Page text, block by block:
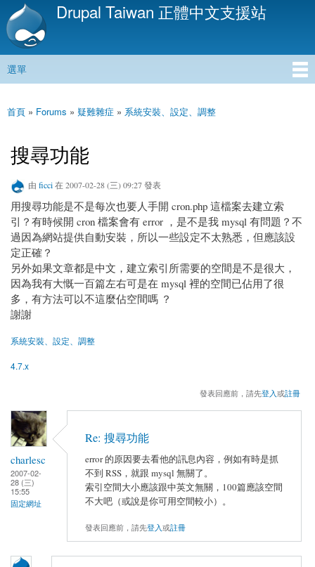
移
內
Drupal Taiwan 正體中文支援站
主選單
選單
您在這裡
首頁 » Forums » 疑難雜症 » 系統安裝、設定、調整
搜尋功能
由 ficci在 2007-02-28 (三) 09:27 發表
用搜尋功能是不是每次也要人手開 cron.php 這檔案去建立索
引？有時候開 cron 檔案會有 error ，是不是我 mysql 有問題？不
過因為網站提供自動安裝，所以一些設定不太熟悉，但應該設
定正確？
另外如果文章都是中文，建立索引所需要的空間是不是很大，
因為我有大慨一百篇左右可是在 mysql 裡的空間已佔用了很
多，有方法可以不這麼佔空間嗎 ？
謝謝
系統安裝、設定、調整
4.7.x
發表回應前，請先登入或註冊
charlesc
2007-02-
28 (三)
15:55
固定網址
Re: 搜尋功能
error 的原因要去看他的訊息內容，例如有時是抓
不到 RSS，就跟 mysql 無關了。
索引空間大小應該跟中英文無關，100篇應該空間
不大吧（或說是你可用空間較小）。
發表回應前，請先登入或註冊